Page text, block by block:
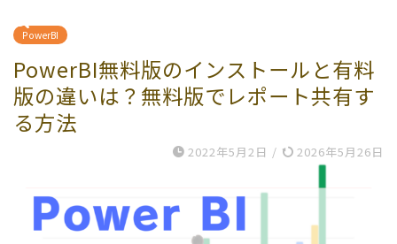
PowerBI
PowerBI無料版のインストールと有料
版の違いは？無料版でレポート共有す
る方法
2022年5月2日 / 2026年5月26日